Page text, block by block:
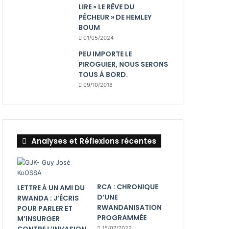
LIRE « LE RÊVE DU
PÊCHEUR » DE HEMLEY
BOUM
01/05/2024
PEU IMPORTE LE
PIROGUIER, NOUS SERONS
TOUS Á BORD.
09/10/2018
Analyses et Réflexions récentes
LETTRE À UN AMI DU
RWANDA : J’ÉCRIS
POUR PARLER ET
M’INSURGER
RCA : CHRONIQUE
D’UNE
RWANDANISATION
PROGRAMMÉE